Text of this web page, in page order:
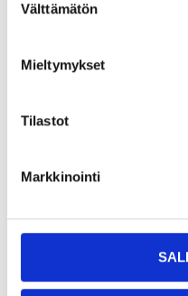
valinta
Välttämätön
Mieltymykset
Tilastot
Markkinointi
Other